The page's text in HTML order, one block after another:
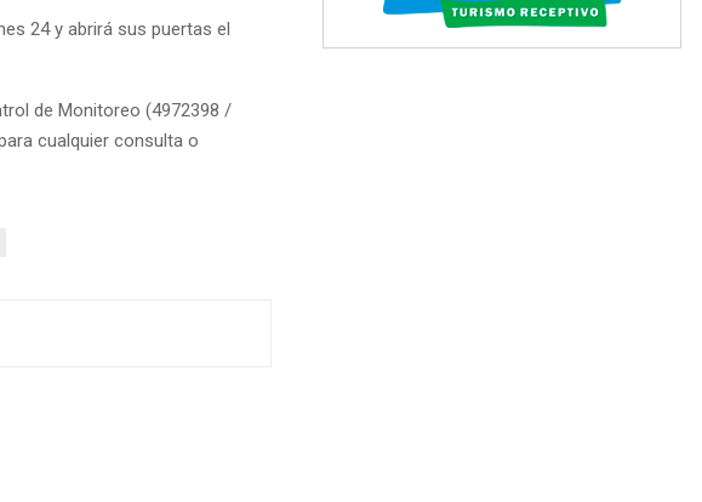
24 y abrirá sus puertas el
de Monitoreo (4972398 /
cualquier consulta o